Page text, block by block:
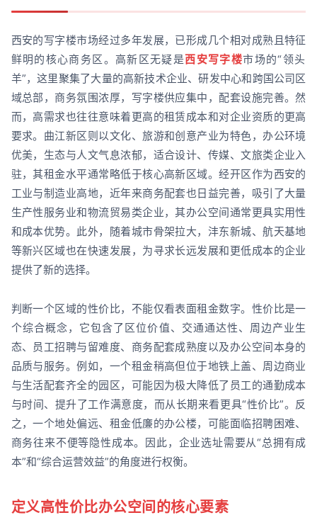
西安的写字楼市场经过多年发展，已形成几个相对成熟且特征
鲜明的核心商务区。高新区无疑是西安写字楼市场的“领头
羊”，这里聚集了大量的高新技术企业、研发中心和跨国公司区
域总部，商务氛围浓厚，写字楼供应集中，配套设施完善。然
而，高需求也往往意味着更高的租赁成本和对企业资质的更高
要求。曲江新区则以文化、旅游和创意产业为特色，办公环境
优美，生态与人文气息浓郁，适合设计、传媒、文旅类企业入
驻，其租金水平通常略低于核心高新区域。经开区作为西安的
工业与制造业高地，近年来商务配套也日益完善，吸引了大量
生产性服务业和物流贸易类企业，其办公空间通常更具实用性
和成本优势。此外，随着城市骨架拉大，沣东新城、航天基地
等新兴区域也在快速发展，为寻求长远发展和更低成本的企业
提供了新的选择。
判断一个区域的性价比，不能仅看表面租金数字。性价比是一
个综合概念，它包含了区位价值、交通通达性、周边产业生
态、员工招聘与留难度、商务配套成熟度以及办公空间本身的
品质与服务。例如，一个租金稍高但位于地铁上盖、周边商业
与生活配套齐全的园区，可能因为极大降低了员工的通勤成本
与时间、提升了工作满意度，而从长期来看更具“性价比”。反
之，一个地处偏远、租金低廉的办公楼，可能面临招聘困难、
商务往来不便等隐性成本。因此，企业选址需要从“总拥有成
本”和“综合运营效益”的角度进行权衡。
定义高性价比办公空间的核心要素